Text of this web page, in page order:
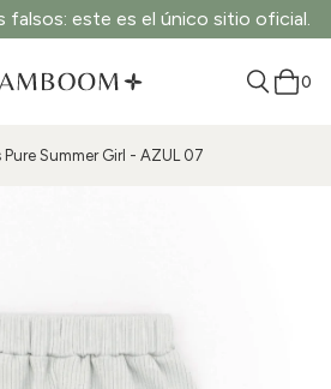
falsos: este es el único sitio oficial.
0
Pure Summer Girl - AZUL 07